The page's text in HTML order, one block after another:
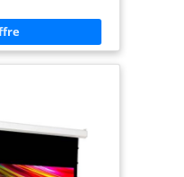
à l'aide de la
haute qualité : le
évite la formation de
constante pour
✓ Toile de
« diffuse » en PVC à
mat | Gain 1 |
3d ready ✓